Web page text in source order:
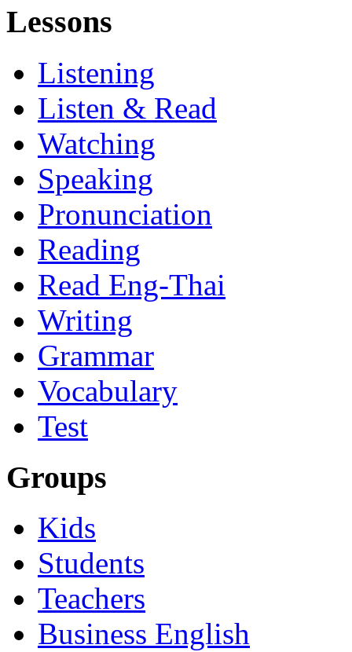
Lessons
Listening
Listen & Read
Watching
Speaking
Pronunciation
Reading
Read Eng-Thai
Writing
Grammar
Vocabulary
Test
Groups
Kids
Students
Teachers
Business English